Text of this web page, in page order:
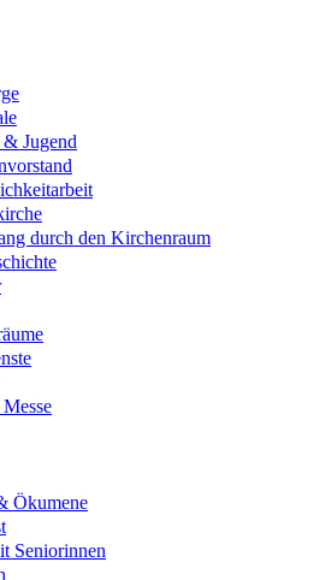
Jugend
durch den Kirchenraum
Ökumene
Seniorinnen